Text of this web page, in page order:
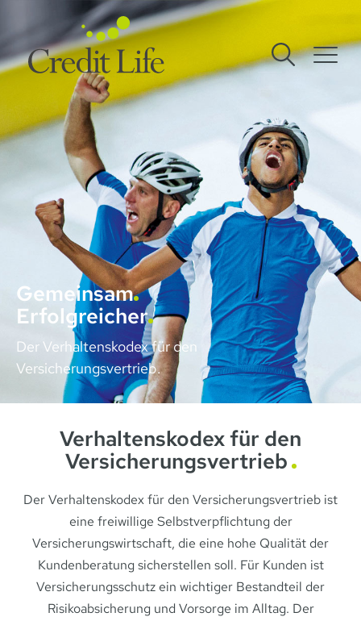
Gemeinsam
Erfolgreicher
Der Verhaltenskodex für den
Versicherungsvertrieb.
Verhaltenskodex für den
Versicherungsvertrieb
Der Verhaltenskodex für den Versicherungsvertrieb ist
eine freiwillige Selbstverpflichtung der
Versicherungswirtschaft, die eine hohe Qualität der
Kundenberatung sicherstellen soll. Für Kunden ist
Versicherungsschutz ein wichtiger Bestandteil der
Risikoabsicherung und Vorsorge im Alltag. Der